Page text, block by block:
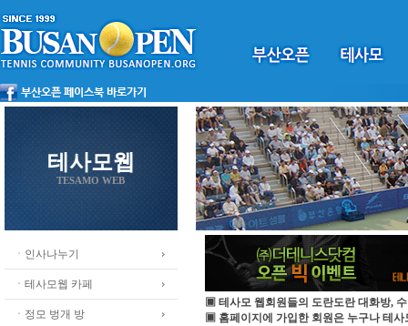
테사모웹
TESAMO WEB
ㆍ인사나누기
ㆍ테사모웹 카페
ㆍ정모 벙개 방
▣ 테사모 웹회원들의 도란도란 대화방,
▣ 홈페이지에 가입한 회원은 누구나 테사